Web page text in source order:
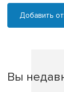
Добавить
Вы